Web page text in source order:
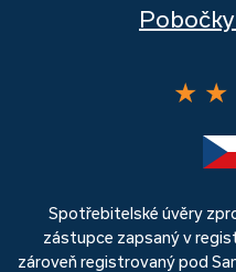
★ ★
Spotřebitelské úvěry
zástupce zapsaný v
zároveň registrovaný pod